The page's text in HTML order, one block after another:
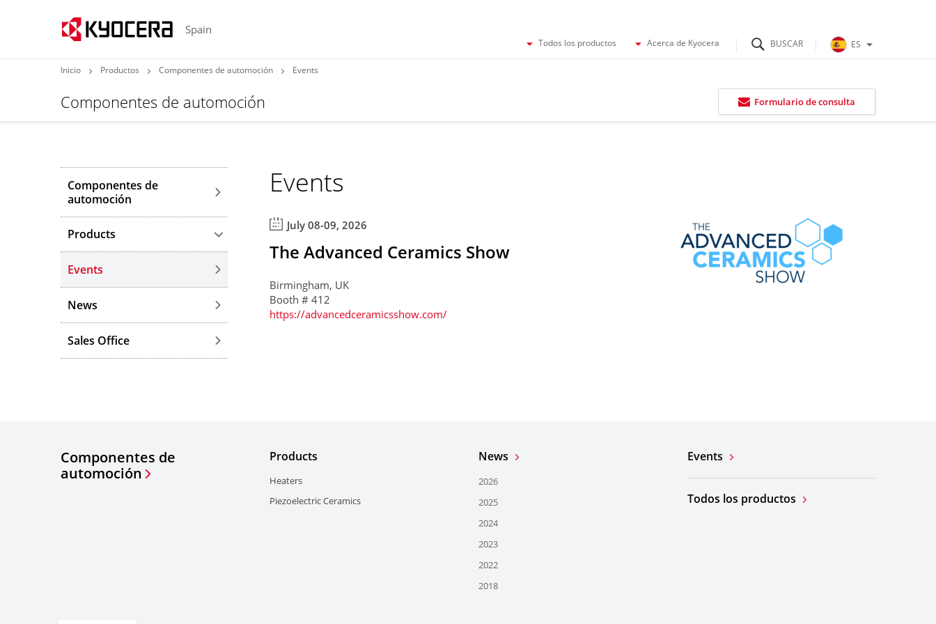
Spain
Todos los productos Acerca de Kyocera ES
Inicio Productos Componentes de automoción Events
Componentes de automoción Formulario de consulta
Events
July 08-09, 2026
The Advanced Ceramics Show
Birmingham, UK
Booth # 412
https://advancedceramicsshow.com/
Componentes de
automoción
Products
Events
News
Sales Office
Componentes de
automoción
Products
Heaters
Piezoelectric Ceramics
News
2026
2025
2024
2023
2022
2018
Events
Todos los productos